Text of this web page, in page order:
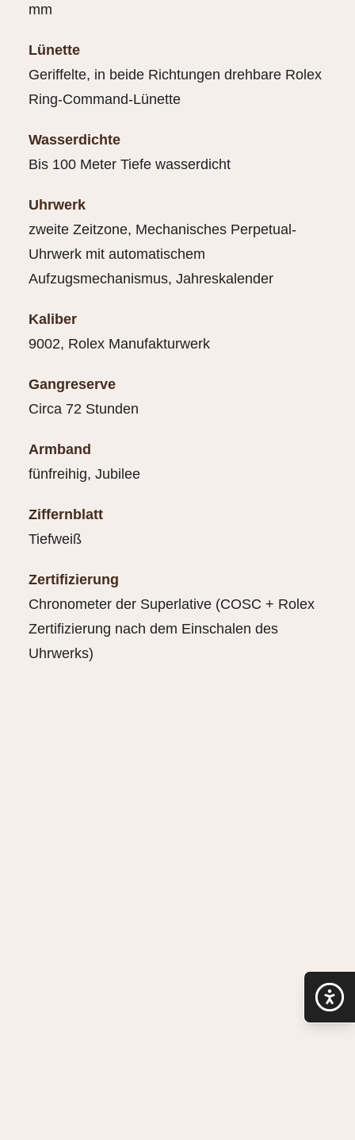
mm
Lünette
Geriffelte, in beide Richtungen drehbare Rolex
Ring-Command-Lünette
Wasserdichte
Bis 100 Meter Tiefe wasserdicht
Uhrwerk
zweite Zeitzone, Mechanisches Perpetual-
Uhrwerk mit automatischem
Aufzugsmechanismus, Jahreskalender
Kaliber
9002, Rolex Manufakturwerk
Gangreserve
Circa 72 Stunden
Armband
fünfreihig, Jubilee
Ziffernblatt
Tiefweiß
Zertifizierung
Chronometer der Superlative (COSC + Rolex
Zertifizierung nach dem Einschalen des
Uhrwerks)